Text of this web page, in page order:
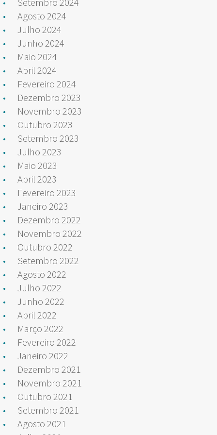
Agosto 2024
Julho 2024
Junho 2024
Maio 2024
Abril 2024
Fevereiro 2024
Dezembro 2023
Novembro 2023
Outubro 2023
Setembro 2023
Julho 2023
Maio 2023
Abril 2023
Fevereiro 2023
Janeiro 2023
Dezembro 2022
Novembro 2022
Outubro 2022
Setembro 2022
Agosto 2022
Julho 2022
Junho 2022
Abril 2022
Março 2022
Fevereiro 2022
Janeiro 2022
Dezembro 2021
Novembro 2021
Outubro 2021
Setembro 2021
Agosto 2021